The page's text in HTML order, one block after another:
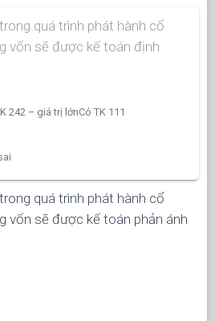
quá trình phát hành cổ
vốn sẽ được kế toán định
242 – giá trị lớnCó TK 111
quá trình phát hành cổ
vốn sẽ được kế toán phản ánh